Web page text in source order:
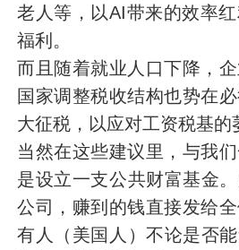
老人等，以AI带来的效率
福利。
而且随着就业人口下降，
国家调整税收结构也势在
大征税，以应对工资税基的
当然在这些建议里，与我
是设立一支公共财富基金
公司，赚到的钱直接发给
有人（美国人）不论是否